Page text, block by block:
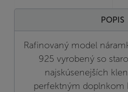
POPIS
Rafinovaný model
925 vyrobený so
najskúsenejších
perfektným doplnkom